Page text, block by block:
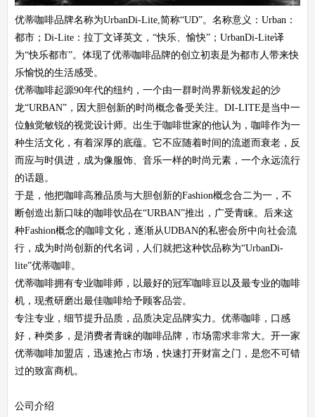
优蒂咖啡品牌名称为UrbanDi-Lite,简称“UD”。名称意义：Urban：
都市；Di-Lite：拉丁文译英文，“快乐、愉快”；UrbanDi-Lite译
为“快乐都市”。体现了优蒂咖啡品牌的创立初衷是为都市人带来快
乐愉悦的生活感受。
优蒂咖啡起源90年代的纽约，一个由一群时尚界新锐发起的沙
龙“URBAN”，因大胆创新的时尚概念备受关注。DI-LITE是当中一
位触觉敏锐的视觉设计师。出生于咖啡世家的他认为，咖啡作为一
种生活文化，有着深厚的底蕴。它不应随着时间的流逝而衰老，反
而应与时俱进，成为像服饰、音乐一样的时尚元素，一个永远流行
的话题。
于是，他把咖啡高雅品质与大胆创新的Fashion概念合二为一，不
断创造出新口味的咖啡饮品在“URBAN”推出，广受青睐。后来这
种Fashion概念的咖啡文化，逐渐从UDBAN的私密会所中向社会流
行，成为时尚创新的代名词，人们就把这种饮品称为“UrbanDi-
lite”优蒂咖啡。
优蒂咖啡拥有专业咖啡师，以最好的冠军咖啡豆以及最专业的咖啡
机，现煮研磨出最佳咖啡给予顾客品尝。
专注专业，细节提升品质，品质决定品牌实力。优蒂咖啡，口感
好，种类多，是消费者青睐的咖啡品牌，市场需求非常大。开一家
优蒂咖啡加盟店，迅速抢占市场，快速打开财富之门，是您不可错
过的致富商机。
公司介绍